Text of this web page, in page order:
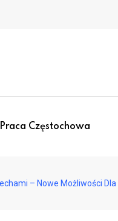
Praca Częstochowa
– Nowe Możliwości Dla